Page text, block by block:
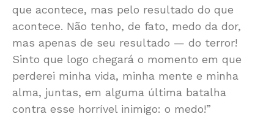
que acontece, mas pelo resultado do que
acontece. Não tenho, de fato, medo da dor,
mas apenas de seu resultado — do terror!
Sinto que logo chegará o momento em que
perderei minha vida, minha mente e minha
alma, juntas, em alguma última batalha
contra esse horrível inimigo: o medo!”